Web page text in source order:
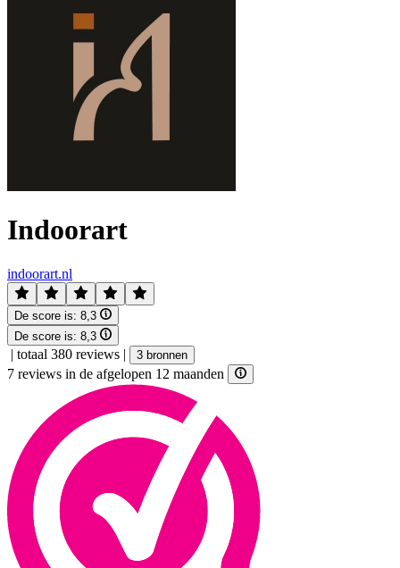
Indoorart
indoorart.nl
De score is: 8,3
De score is: 8,3
| totaal 380 reviews | 3 bronnen
7 reviews in de afgelopen 12 maanden